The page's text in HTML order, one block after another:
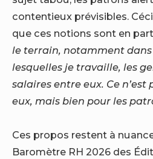
contentieux prévisibles.
que ces notions sont en
le terrain, notamment dans
lesquelles je travaille, les
salaires entre eux. Ce
eux, mais bien pour les
Ces propos restent à
Baromètre RH 2026 des